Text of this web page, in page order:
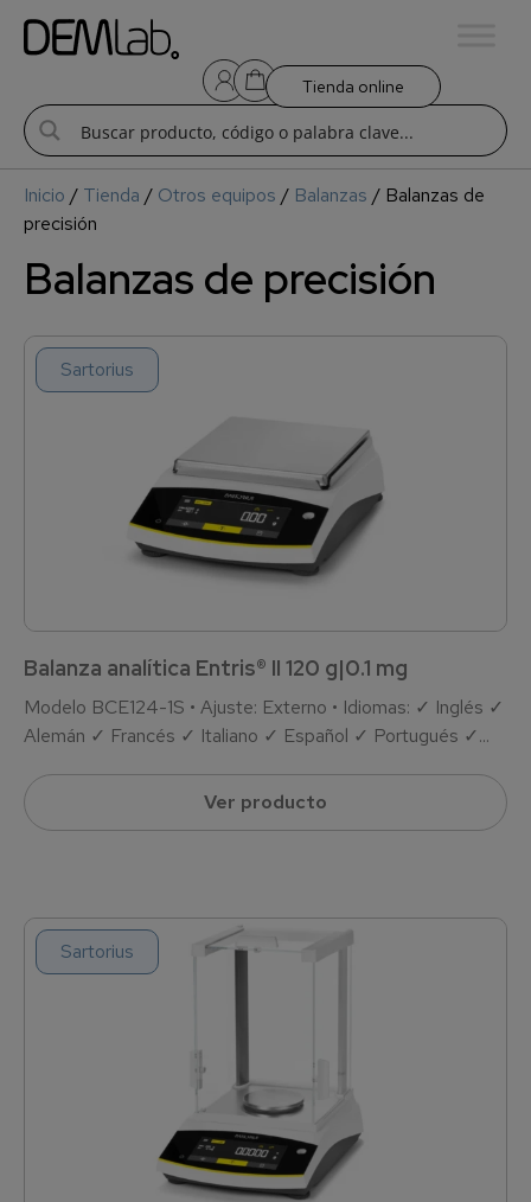
Tienda online
Inicio / Tienda / Otros equipos / Balanzas / Balanzas de
precisión
Balanzas de precisión
Sartorius
Balanza analítica Entris® II 120 g|0.1 mg
Modelo BCE124-1S • Ajuste: Externo • Idiomas: ✓ Inglés ✓
Alemán ✓ Francés ✓ Italiano ✓ Español ✓ Portugués ✓...
Ver producto
Sartorius